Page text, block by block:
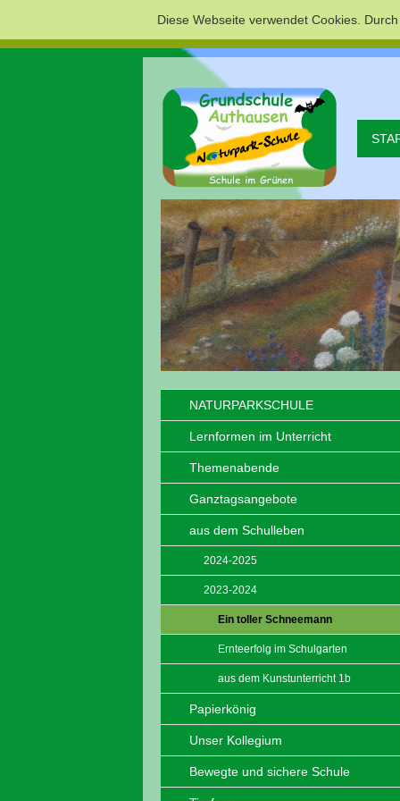
Diese Webseite verwendet Cookies.
NATURPARKSCHULE
Lernformen im Unterricht
Themenabende
Ganztagsangebote
aus dem Schulleben
2024-2025
2023-2024
Ein toller Schneemann
Ernteerfolg im Schulgarten
aus dem Kunstunterricht 1b
Papierkönig
Unser Kollegium
Bewegte und sichere Schule